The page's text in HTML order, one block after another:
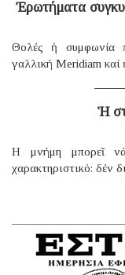
Ἐρωτήματα
Θολές ἡ συμφωνία
γαλλική Μeridiam
Ἡ
H μνήμη μπορεῖ νά
χαρακτηριστικό: δέν